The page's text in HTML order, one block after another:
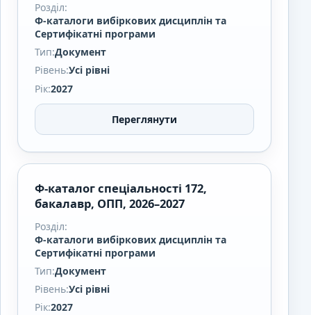
Розділ:
Ф-каталоги вибіркових дисциплін та
Сертифікатні програми
Тип:Документ
Рівень:Усі рівні
Рік:2027
Переглянути
Ф-каталог спеціальності 172,
бакалавр, ОПП, 2026–2027
Розділ:
Ф-каталоги вибіркових дисциплін та
Сертифікатні програми
Тип:Документ
Рівень:Усі рівні
Рік:2027